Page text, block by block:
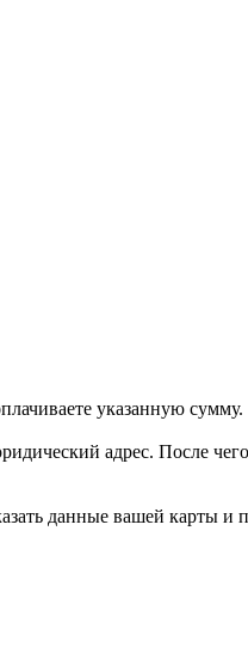
указанную сумму.
адрес. После
данные вашей карты и